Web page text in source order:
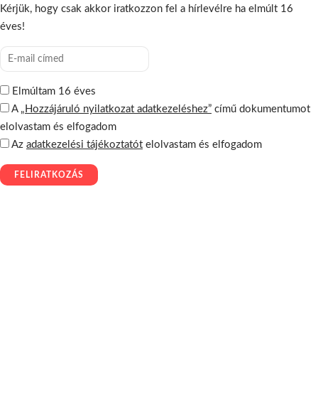
Kérjük, hogy csak akkor iratkozzon fel a hírlevélre ha elmúlt 16
éves!
Elmúltam 16 éves
A „Hozzájáruló nyilatkozat adatkezeléshez” című dokumentumot
elolvastam és elfogadom
Az adatkezelési tájékoztatót elolvastam és elfogadom